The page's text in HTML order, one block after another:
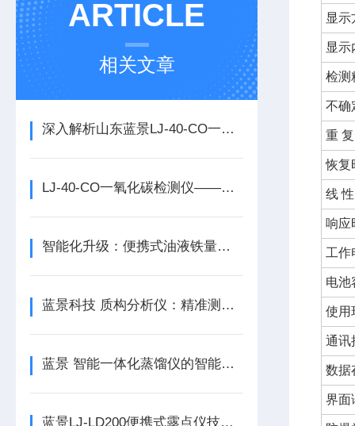
ARTICLE
相关文章
深入解析山东蓝景LJ-40-CO一氧化碳检测仪的核心优势
LJ-40-CO一氧化碳检测仪——工业安全巡检的智能守护者
智能化升级：便携式油液铁量仪的技术发展趋势/蓝景科技
蓝景科技 质构分析仪：精准测量材料物理特性的专业工具
蓝景 智能一体化蒸馏仪的智能化功能，提升实验效率
蓝景LJ-LD200便携式露点仪技术亮点解析
显示
显示
检测
不确
重
恢复
线
响应
工作
电池
使用
通讯
数据
界面